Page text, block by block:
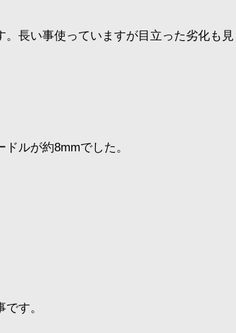
長い事使っていますが目立った劣化も見
ルが約8mmでした。
す。